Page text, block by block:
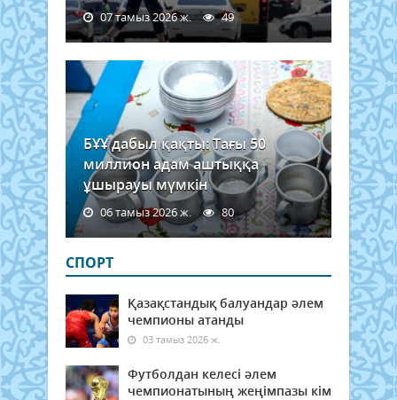
07 тамыз 2026 ж. 49
БҰҰ дабыл қақты: Тағы 50
миллион адам аштыққа
ұшырауы мүмкін
06 тамыз 2026 ж. 80
СПОРТ
Қазақстандық балуандар әлем
чемпионы атанды
03 тамыз 2026 ж.
Футболдан келесі әлем
чемпионатының жеңімпазы кім